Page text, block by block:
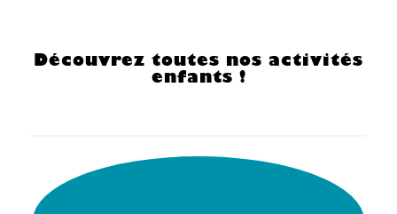
Découvrez toutes nos activités
enfants !